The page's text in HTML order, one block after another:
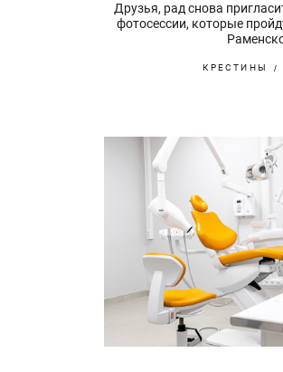
Друзья, рад снова
фотосессии, которые
КРЕСТИНЫ